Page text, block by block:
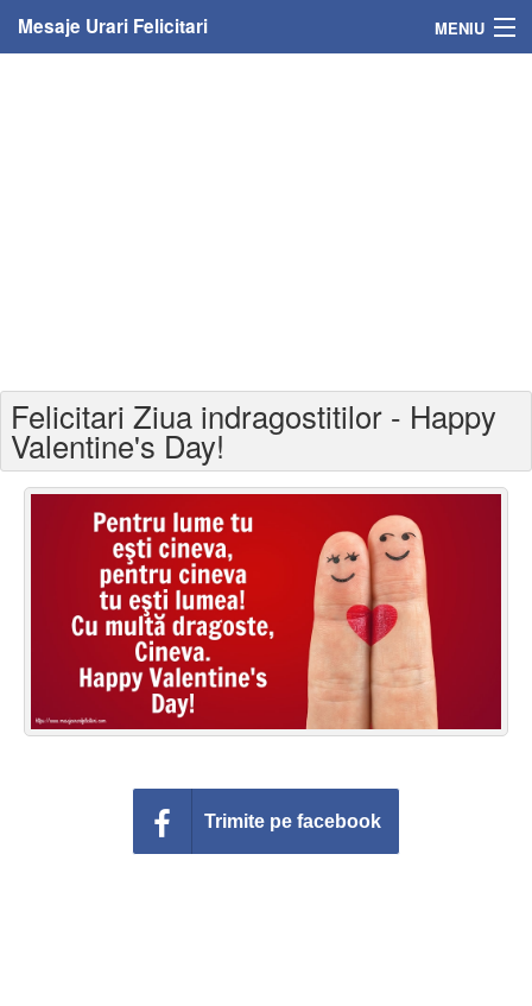
Mesaje Urari Felicitari MENIU
Felicitari varsta
Felicitari zilele anului
Felicitari zile saptamana
Felicitari muzicale
Felicitari muzicale personalizate
Felicitari animate
Conecteaza-te
Felicitari Ziua indragostitilor - Happy
Valentine's Day!
Trimite pe facebook